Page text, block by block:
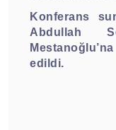
Konferans
Abdullah
edildi.